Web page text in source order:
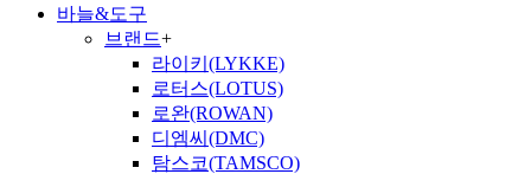
바늘&도구
브랜드+
라이키(LYKKE)
로터스(LOTUS)
로완(ROWAN)
디엠씨(DMC)
탐스코(TAMSCO)